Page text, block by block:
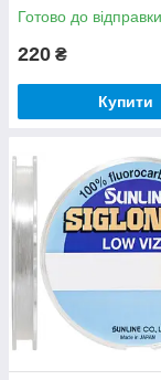
Готово до відправки
220 ₴
Купити